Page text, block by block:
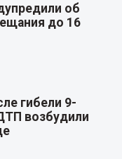
об
до 16
гибели 9-
возбудили